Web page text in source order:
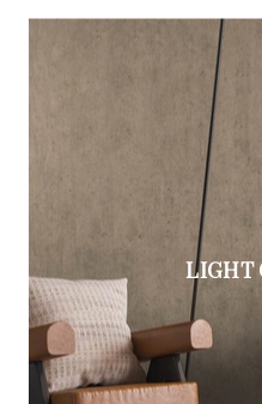
LIGHT